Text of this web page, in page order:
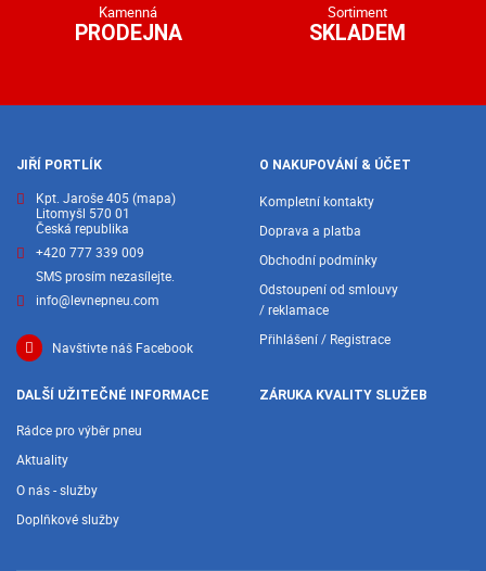
Kamenná
PRODEJNA
Sortiment
SKLADEM
JIŘÍ PORTLÍK
Kpt. Jaroše 405(mapa)
Litomyšl 570 01
Česká republika
+420 777 339 009
SMS prosím nezasílejte.
info@levnepneu.com
Navštivte náš Facebook
O NAKUPOVÁNÍ & ÚČET
Kompletní kontakty
Doprava a platba
Obchodní podmínky
Odstoupení od smlouvy
/ reklamace
Přihlášení / Registrace
DALŠÍ UŽITEČNÉ INFORMACE
Rádce pro výběr pneu
Aktuality
O nás - služby
Doplňkové služby
ZÁRUKA KVALITY SLUŽEB